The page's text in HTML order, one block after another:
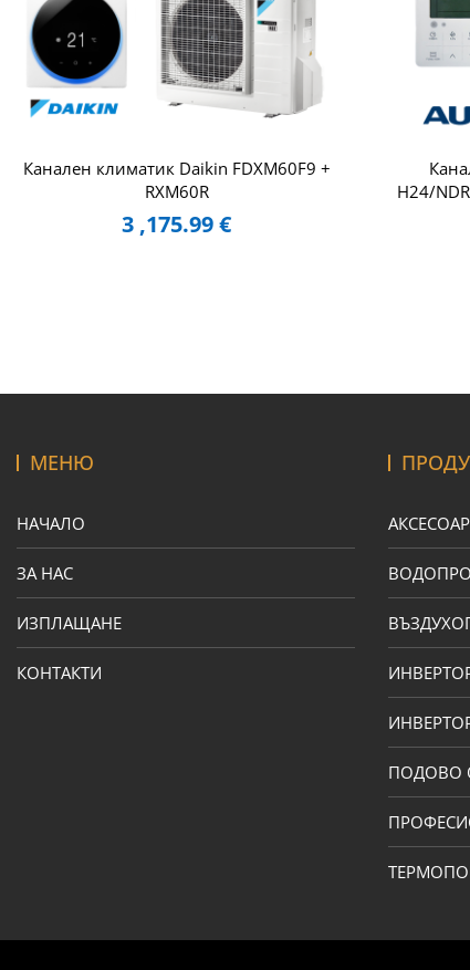
Канален климатик Daikin FDXM60F9 +
RXM60R
3 ,175.99€
H24/
МЕНЮ
НАЧАЛО
ЗА НАС
ИЗПЛАЩАНЕ
КОНТАКТИ
ПОДОВО